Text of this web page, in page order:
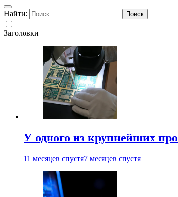
Найти:
Заголовки
У одного из крупнейших
11 месяцев спустя7 месяцев спустя